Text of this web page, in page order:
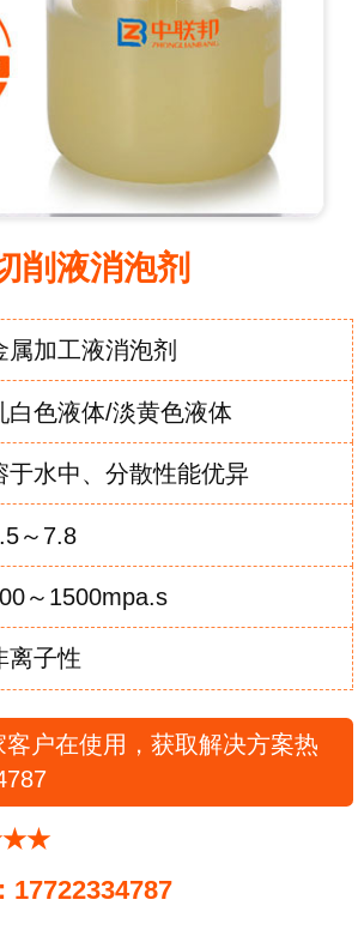
削液消泡剂
属加工液消泡剂
白色液体/淡黄色液体
于水中、分散性能优异
～7.8
～1500mpa.s
离子性
户在使用，获取解决方案热
17722334787